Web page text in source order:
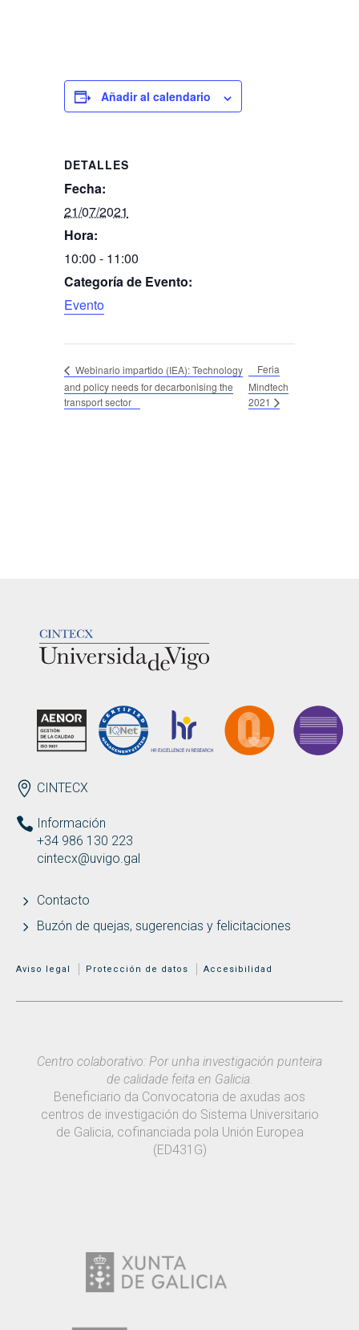
Añadir al calendario
DETALLES
Fecha:
21/07/2021
Hora:
10:00 - 11:00
Categoría de Evento:
Evento
Webinario impartido (IEA): Technology
and policy needs for decarbonising the
transport sector
Feria
Mindtech
2021
ENDEREZO ES
CINTECX
Información
+34 986 130 223
cintecx@uvigo.gal
Contacto
Buzón de quejas, sugerencias y felicitaciones
MENÚ ADICIONAL
Aviso legal Protección de datos Accesibilidad
Centro colaborativo: Por unha investigación punteira
de calidade feita en Galicia.
Beneficiario da Convocatoria de axudas aos
centros de investigación do Sistema Universitario
de Galicia, cofinanciada pola Unión Europea
(ED431G)